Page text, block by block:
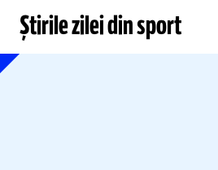
Știrile zilei din sport